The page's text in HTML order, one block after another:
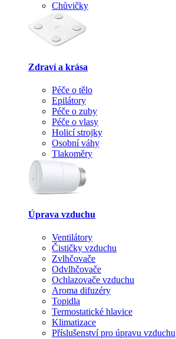
Chůvičky
Zdraví a krása
Péče o tělo
Epilátory
Péče o zuby
Péče o vlasy
Holicí strojky
Osobní váhy
Tlakoměry
Úprava vzduchu
Ventilátory
Čističky vzduchu
Zvlhčovače
Odvlhčovače
Ochlazovače vzduchu
Aroma difuzéry
Topidla
Termostatické hlavice
Klimatizace
Příslušenství pro úpravu vzduchu